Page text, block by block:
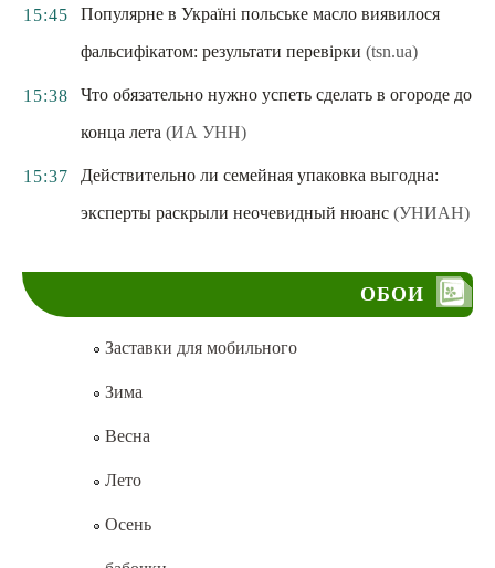
15:45
Популярне в Україні польське масло виявилося
фальсифікатом: результати перевірки (tsn.ua)
15:38
Что обязательно нужно успеть сделать в огороде до
конца лета (ИА УНН)
15:37
Действительно ли семейная упаковка выгодна:
эксперты раскрыли неочевидный нюанс (УНИАН)
ОБОИ
Заставки для мобильного
Зима
Весна
Лето
Осень